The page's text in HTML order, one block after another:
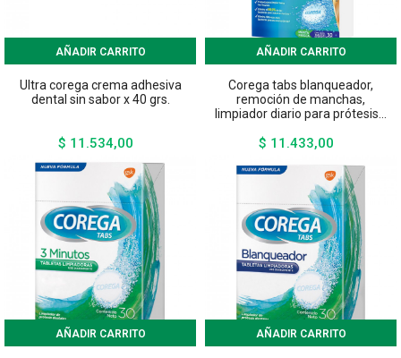
AÑADIR CARRITO
Ultra corega crema adhesiva
dental sin sabor x 40 grs.
$ 11.534,00
AÑADIR CARRITO
Corega tabs blanqueador,
remoción de manchas,
limpiador diario para prótesis...
$ 11.433,00
AÑADIR CARRITO AÑADIR CARRITO